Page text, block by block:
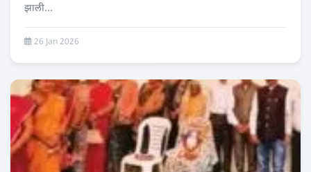
झाली...
26 Jan 2026